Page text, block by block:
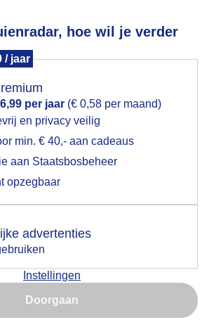
hoe wil je verder
/ jaar
per jaar (€ 0,58 per maand)
en privacy veilig
min. € 40,- aan cadeaus
aan Staatsbosbeheer
opzegbaar
advertenties
Instellingen
Doorgaan
locatie gebruiken voor het
geen akkoord op hebt gegeven,
een pop-up uit je browser waarin
toon de popup
niet, misschien later